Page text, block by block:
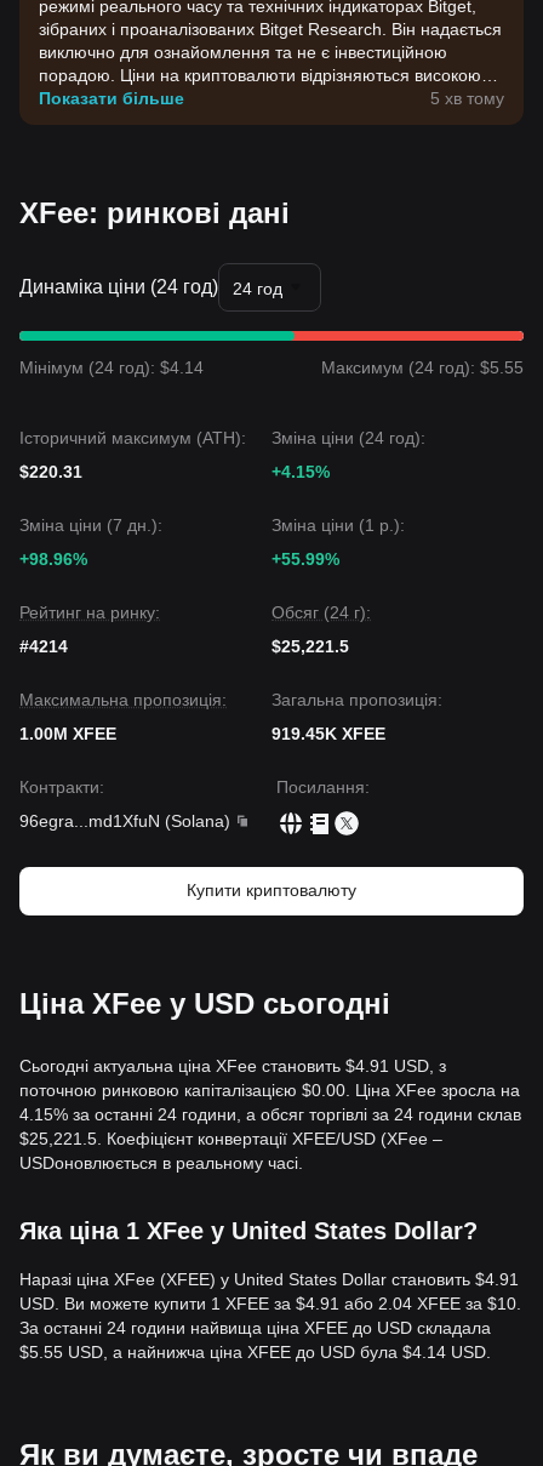
режимі реального часу та технічних індикаторах Bitget,
зібраних і проаналізованих Bitget Research. Він надається
виключно для ознайомлення та не є інвестиційною
порадою. Ціни на криптовалюти відрізняються високою
волатильністю. Приймайте інвестиційні рішення,
враховуючи власну готовність до ризику.
Показати більше 5 хв тому
XFee: ринкові дані
Динаміка ціни (24 год) 24 год
Мінімум (24 год): $4.14 Максимум (24 год): $5.55
Історичний максимум (ATH):
$220.31
Зміна ціни (24 год):
+4.15%
Зміна ціни (7 дн.):
+98.96%
Зміна ціни (1 р.):
+55.99%
Рейтинг на ринку:
#4214
Обсяг (24 г):
$25,221.5
Максимальна пропозиція:
1.00M XFEE
Загальна пропозиція:
919.45K XFEE
Контракти:
96egra
md1XfuN (Solana)
Посилання:
Купити криптовалюту
Ціна XFee у USD сьогодні
Сьогодні актуальна ціна XFee становить $4.91 USD, з
поточною ринковою капіталізацією $0.00. Ціна XFee зросла на
4.15% за останні 24 години, а обсяг торгівлі за 24 години склав
$25,221.5. Коефіцієнт конвертації XFEE/USD (XFee –
USDоновлюється в реальному часі.
Яка ціна 1 XFee у United States Dollar?
Наразі ціна XFee (XFEE) у United States Dollar становить $4.91
USD. Ви можете купити 1 XFEE за $4.91 або 2.04 XFEE за $10.
За останні 24 години найвища ціна XFEE до USD складала
$5.55 USD, а найнижча ціна XFEE до USD була $4.14 USD.
Як ви думаєте, зросте чи впаде